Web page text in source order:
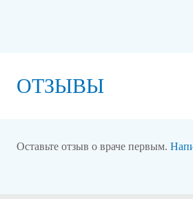
ОТЗЫВЫ
Оставьте отзыв о враче первым.